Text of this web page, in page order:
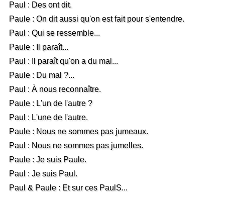
Paul : Des ont dit.
Paule : On dit aussi qu'on est fait pour s'entendre.
Paul : Qui se ressemble...
Paule : Il paraît...
Paul : Il paraît qu'on a du mal...
Paule : Du mal ?...
Paul : À nous reconnaître.
Paule : L'un de l'autre ?
Paul : L'une de l'autre.
Paule : Nous ne sommes pas jumeaux.
Paul : Nous ne sommes pas jumelles.
Paule : Je suis Paule.
Paul : Je suis Paul.
Paul & Paule : Et sur ces PaulS...